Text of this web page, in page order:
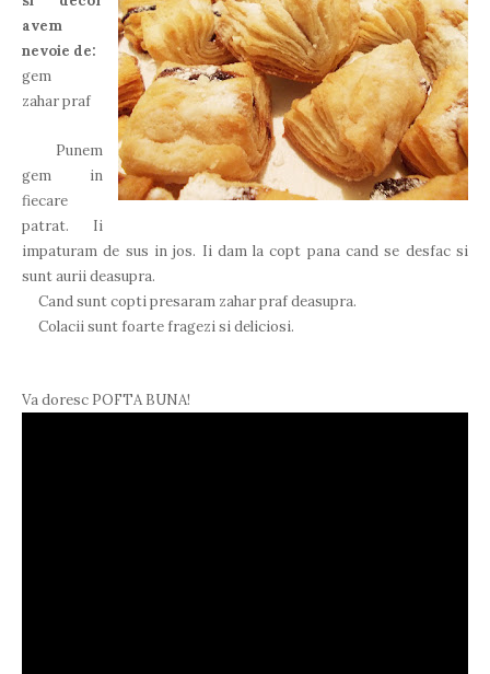
avem
nevoie de:
gem
zahar praf
Punem
gem in
fiecare
patrat. Ii
impaturam de sus in jos. Ii dam la copt pana cand se desfac si
sunt aurii deasupra.
Cand sunt copti presaram zahar praf deasupra.
Colacii sunt foarte fragezi si deliciosi.
Va doresc POFTA BUNA!